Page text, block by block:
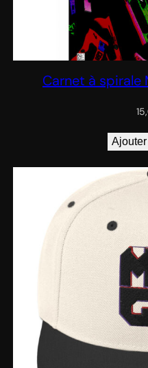
Carnet à spirale